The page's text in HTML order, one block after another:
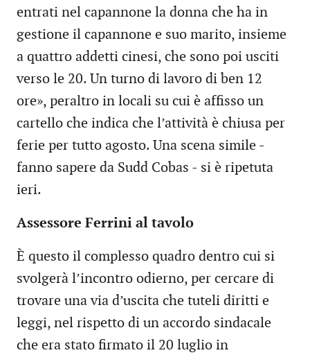
entrati nel capannone la donna che ha in
gestione il capannone e suo marito, insieme
a quattro addetti cinesi, che sono poi usciti
verso le 20. Un turno di lavoro di ben 12
ore», peraltro in locali su cui è affisso un
cartello che indica che l’attività è chiusa per
ferie per tutto agosto. Una scena simile -
fanno sapere da Sudd Cobas - si è ripetuta
ieri.
Assessore Ferrini al tavolo
È questo il complesso quadro dentro cui si
svolgerà l’incontro odierno, per cercare di
trovare una via d’uscita che tuteli diritti e
leggi, nel rispetto di un accordo sindacale
che era stato firmato il 20 luglio in